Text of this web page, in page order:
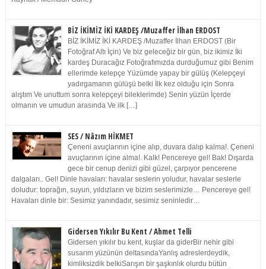
BİZ İKİMİZ İKİ KARDEŞ /Muzaffer İlhan ERDOST
BİZ İKİMİZ İKİ KARDEŞ /Muzaffer İlhan ERDOST (Bir
Fotoğraf Altı İçin) Ve biz geleceğiz bir gün, biz ikimiz İki
kardeş Duracağız Fotoğrafımızda durduğumuz gibi Benim
ellerimde kelepçe Yüzümde yapay bir gülüş (Kelepçeyi
yadırgamanın gülüşü belki İlk kez olduğu için Sonra
alıştım Ve unuttum sonra kelepçeyi bileklerimde) Senin yüzün İçerde
olmanın ve umudun arasında Ve ilk […]
SES / Nâzım HİKMET
Çeneni avuçlarının içine alıp, duvara dalıp kalma!. Çeneni
avuçlarının içine alma!. Kalk! Pencereye gel! Bak! Dışarda
gece bir cenup denizi gibi güzel, çarpıyor pencerene
dalgaları.. Gel! Dinle havaları: havalar seslerin yoludur, havalar seslerle
doludur: toprağın, suyun, yıldızların ve bizim seslerimizle… Pencereye gel!
Havaları dinle bir: Sesimiz yanındadır, sesimiz seninledir…
Gidersen Yıkılır Bu Kent / Ahmet Telli
Gidersen yıkılır bu kent, kuşlar da giderBir nehir gibi
susarım yüzünün deltasındaYanlış adreslerdeydik,
kimliksizdik belkiSarışın bir şaşkınlık olurdu bütün